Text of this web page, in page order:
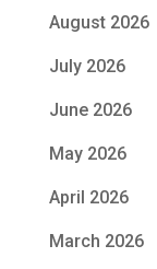
August 2026
July 2026
June 2026
May 2026
April 2026
March 2026